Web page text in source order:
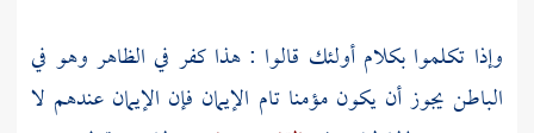
وإذا تكلموا بكلام أولئك قالوا : هذا كفر في الظاهر وهو في
الباطن يجوز أن يكون مؤمنا تام الإيمان فإن الإيمان عندهم لا